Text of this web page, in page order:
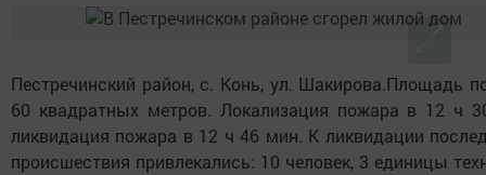
Пестречинский район, с. Конь, ул. Шакирова.Площадь
60 квадратных метров. Локализация пожара в 12 ч
ликвидация пожара в 12 ч 46 мин. К ликвидации
происшествия привлекались: 10 человек, 3 единицы